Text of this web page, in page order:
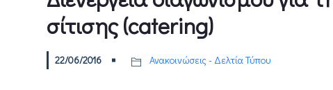
σίτισης (catering)
22/06/2016 Ανακοινώσεις - Δελτία Τύπου